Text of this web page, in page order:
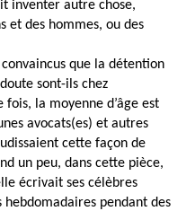
inventer autre chose,
et des hommes, ou des
que la détention
sont-ils chez
la moyenne d’âge est
avocats(es) et autres
cette façon de
un peu, dans cette pièce,
écrivait ses célèbres
pendant des